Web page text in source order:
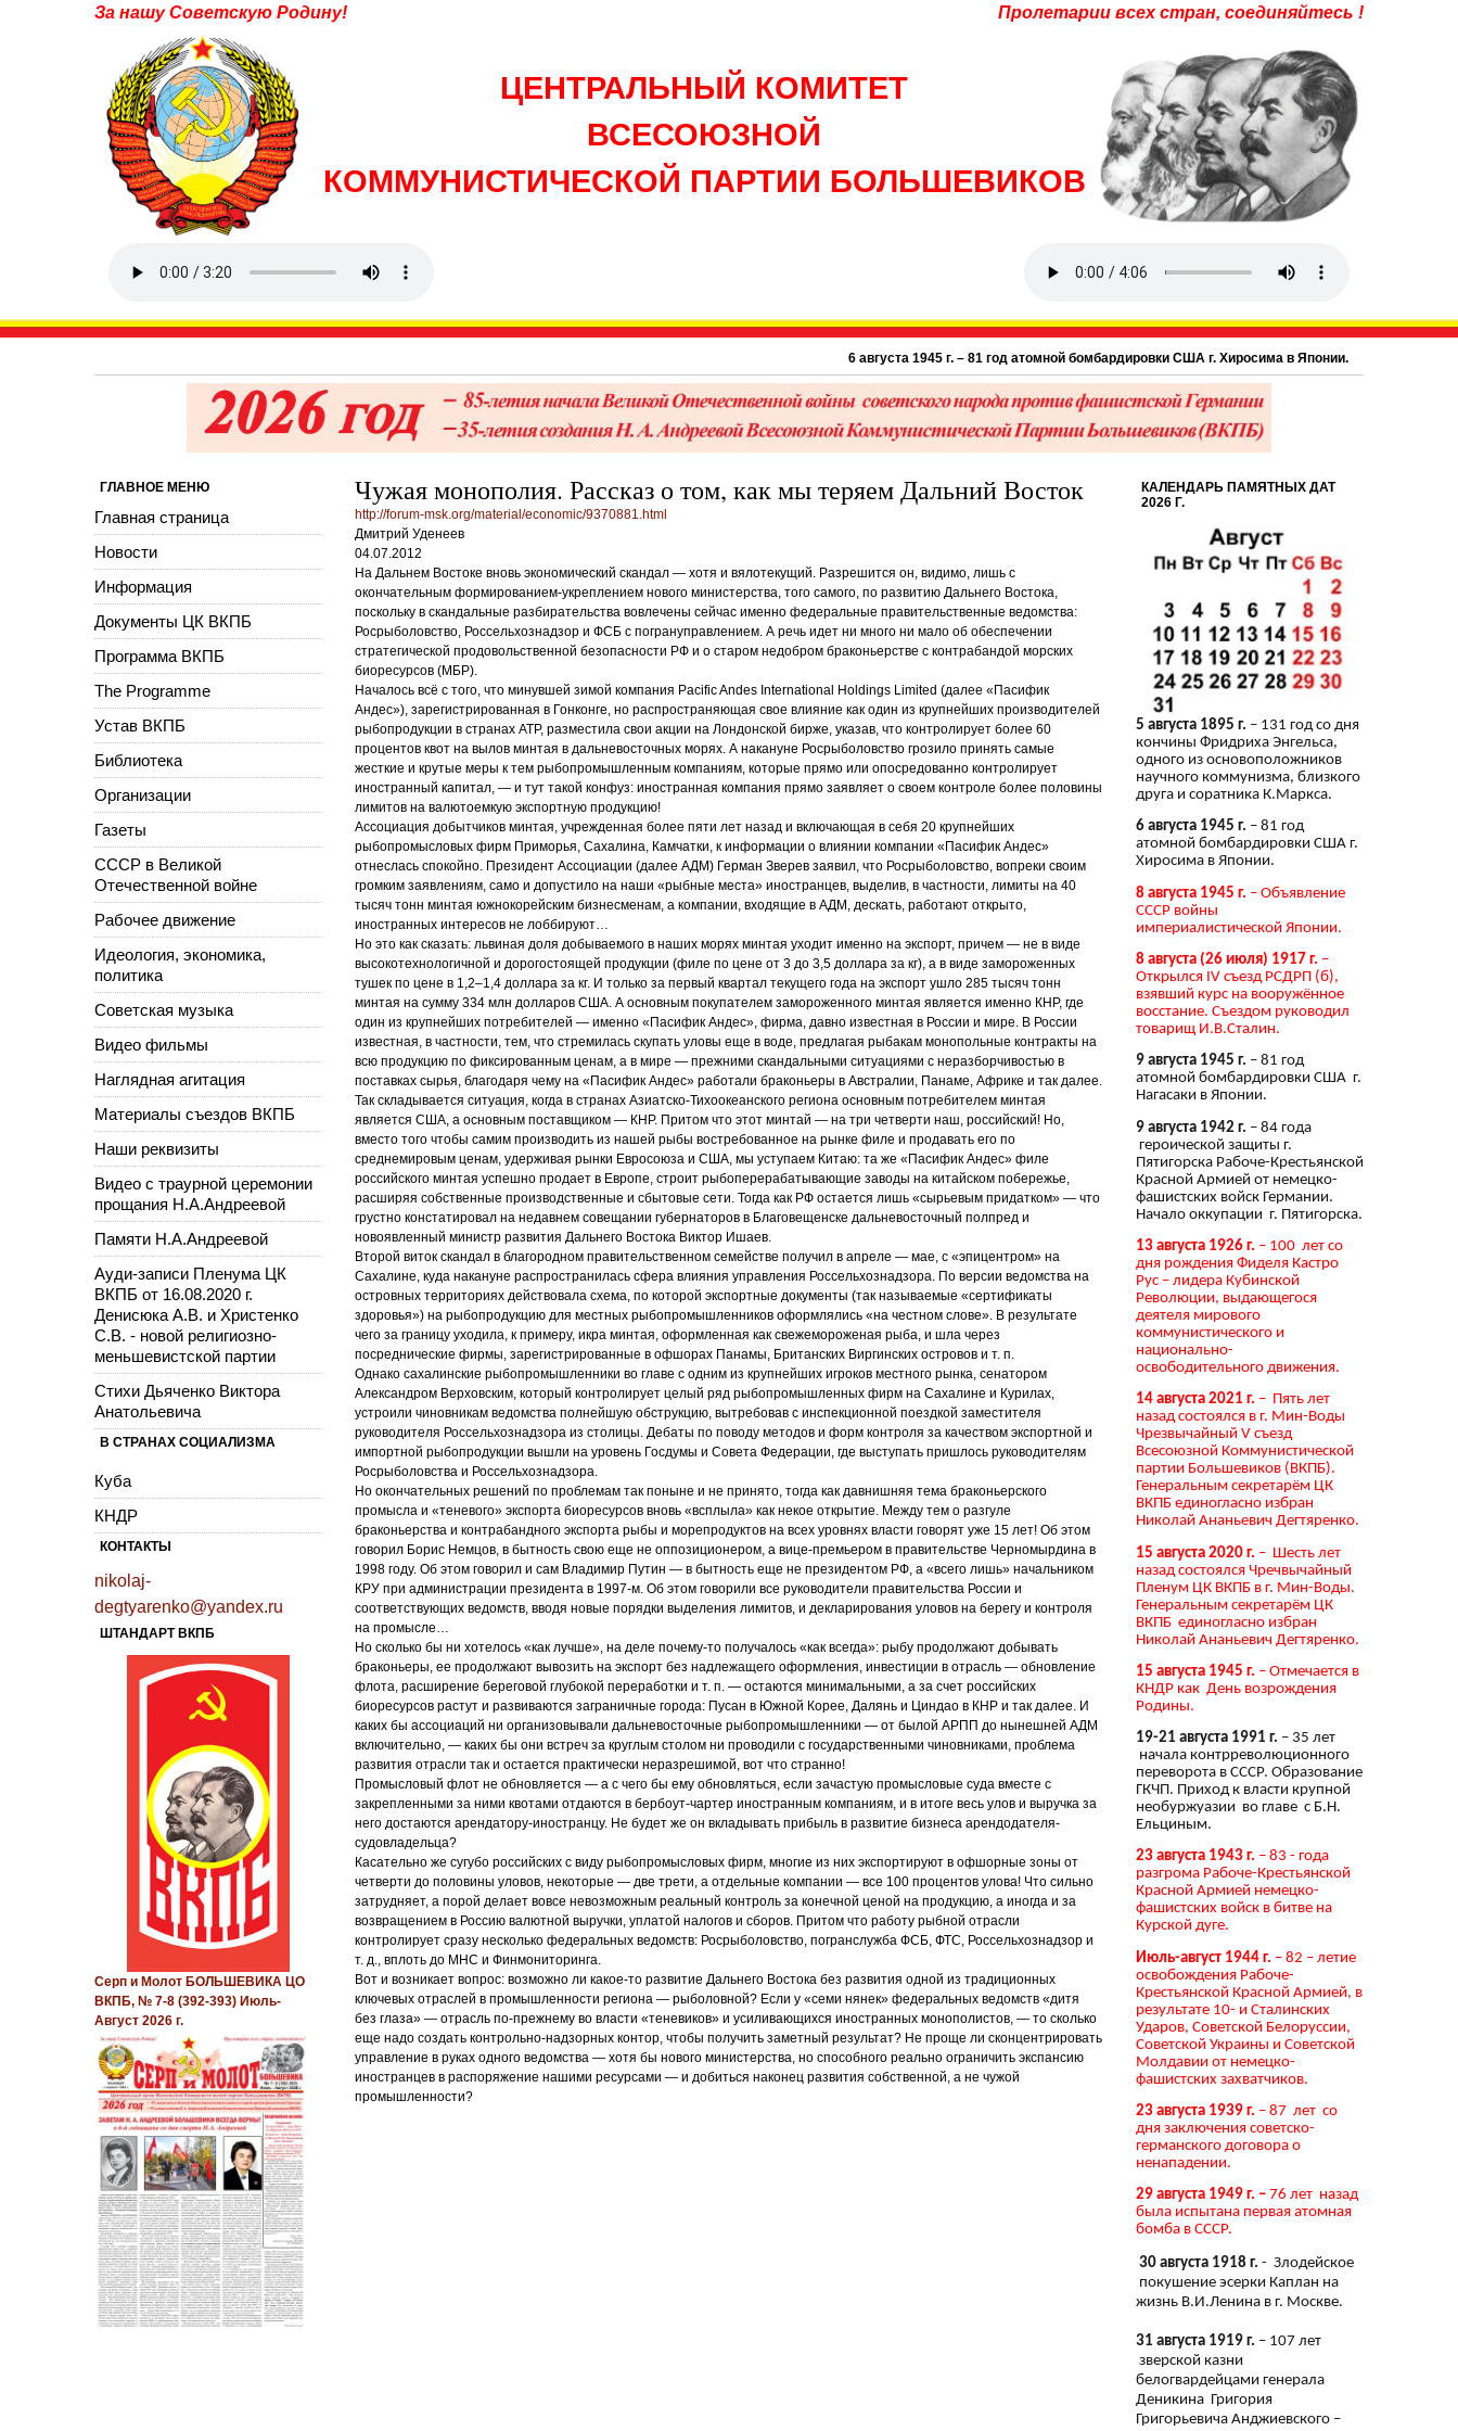
За нашу Советскую Родину! Пролетарии всех стран, соединяйтесь !
ЦЕНТРАЛЬНЫЙ КОМИТЕТ
ВСЕСОЮЗНОЙ
КОММУНИСТИЧЕСКОЙ ПАРТИИ БОЛЬШЕВИКОВ
6 августа 1945 г. – 81 год атомной бомбардировки США г. Хиросима в Японии.
Чужая монополия. Рассказ о том, как мы теряем Дальний Восток
http://forum-msk.org/material/economic/9370881.html
Дмитрий Уденеев
04.07.2012
На Дальнем Востоке вновь экономический скандал — хотя и вялотекущий. Разрешится он, видимо, лишь с
окончательным формированием-укреплением нового министерства, того самого, по развитию Дальнего Востока,
поскольку в скандальные разбирательства вовлечены сейчас именно федеральные правительственные ведомства:
Росрыболовство, Россельхознадзор и ФСБ с погрануправлением. А речь идет ни много ни мало об обеспечении
стратегической продовольственной безопасности РФ и о старом недобром браконьерстве с контрабандой морских
биоресурсов (МБР).
Началось всё с того, что минувшей зимой компания Pacific Andes International Holdings Limited (далее «Пасифик
Андес»), зарегистрированная в Гонконге, но распространяющая свое влияние как один из крупнейших производителей
рыбопродукции в странах АТР, разместила свои акции на Лондонской бирже, указав, что контролирует более 60
процентов квот на вылов минтая в дальневосточных морях. А накануне Росрыболовство грозило принять самые
жесткие и крутые меры к тем рыбопромышленным компаниям, которые прямо или опосредованно контролирует
иностранный капитал, — и тут такой конфуз: иностранная компания прямо заявляет о своем контроле более половины
лимитов на валютоемкую экспортную продукцию!
Ассоциация добытчиков минтая, учрежденная более пяти лет назад и включающая в себя 20 крупнейших
рыбопромысловых фирм Приморья, Сахалина, Камчатки, к информации о влиянии компании «Пасифик Андес»
отнеслась спокойно. Президент Ассоциации (далее АДМ) Герман Зверев заявил, что Росрыболовство, вопреки своим
громким заявлениям, само и допустило на наши «рыбные места» иностранцев, выделив, в частности, лимиты на 40
тысяч тонн минтая южнокорейским бизнесменам, а компании, входящие в АДМ, дескать, работают открыто,
иностранных интересов не лоббируют…
Но это как сказать: львиная доля добываемого в наших морях минтая уходит именно на экспорт, причем — не в виде
высокотехнологичной и дорогостоящей продукции (филе по цене от 3 до 3,5 доллара за кг), а в виде замороженных
тушек по цене в 1,2–1,4 доллара за кг. И только за первый квартал текущего года на экспорт ушло 285 тысяч тонн
минтая на сумму 334 млн долларов США. А основным покупателем замороженного минтая является именно КНР, где
один из крупнейших потребителей — именно «Пасифик Андес», фирма, давно известная в России и мире. В России
известная, в частности, тем, что стремилась скупать уловы еще в воде, предлагая рыбакам монопольные контракты на
всю продукцию по фиксированным ценам, а в мире — прежними скандальными ситуациями с неразборчивостью в
поставках сырья, благодаря чему на «Пасифик Андес» работали браконьеры в Австралии, Панаме, Африке и так далее.
Так складывается ситуация, когда в странах Азиатско-Тихоокеанского региона основным потребителем минтая
является США, а основным поставщиком — КНР. Притом что этот минтай — на три четверти наш, российский! Но,
вместо того чтобы самим производить из нашей рыбы востребованное на рынке филе и продавать его по
среднемировым ценам, удерживая рынки Евросоюза и США, мы уступаем Китаю: та же «Пасифик Андес» филе
российского минтая успешно продает в Европе, строит рыбоперерабатывающие заводы на китайском побережье,
расширяя собственные производственные и сбытовые сети. Тогда как РФ остается лишь «сырьевым придатком» — что
грустно констатировал на недавнем совещании губернаторов в Благовещенске дальневосточный полпред и
новоявленный министр развития Дальнего Востока Виктор Ишаев.
Второй виток скандал в благородном правительственном семействе получил в апреле — мае, с «эпицентром» на
Сахалине, куда накануне распространилась сфера влияния управления Россельхознадзора. По версии ведомства на
островных территориях действовала схема, по которой экспортные документы (так называемые «сертификаты
здоровья») на рыбопродукцию для местных рыбопромышленников оформлялись «на честном слове». В результате
чего за границу уходила, к примеру, икра минтая, оформленная как свежемороженая рыба, и шла через
посреднические фирмы, зарегистрированные в офшорах Панамы, Британских Виргинских островов и т. п.
Однако сахалинские рыбопромышленники во главе с одним из крупнейших игроков местного рынка, сенатором
Александром Верховским, который контролирует целый ряд рыбопромышленных фирм на Сахалине и Курилах,
устроили чиновникам ведомства полнейшую обструкцию, вытребовав с инспекционной поездкой заместителя
руководителя Россельхознадзора из столицы. Дебаты по поводу методов и форм контроля за качеством экспортной и
импортной рыбопродукции вышли на уровень Госдумы и Совета Федерации, где выступать пришлось руководителям
Росрыболовства и Россельхознадзора.
Но окончательных решений по проблемам так поныне и не принято, тогда как давнишняя тема браконьерского
промысла и «теневого» экспорта биоресурсов вновь «всплыла» как некое открытие. Между тем о разгуле
браконьерства и контрабандного экспорта рыбы и морепродуктов на всех уровнях власти говорят уже 15 лет! Об этом
говорил Борис Немцов, в бытность свою еще не оппозиционером, а вице-премьером в правительстве Черномырдина в
1998 году. Об этом говорил и сам Владимир Путин — в бытность еще не президентом РФ, а «всего лишь» начальником
КРУ при администрации президента в 1997-м. Об этом говорили все руководители правительства России и
соответствующих ведомств, вводя новые порядки выделения лимитов, и декларирования уловов на берегу и контроля
на промысле…
Но сколько бы ни хотелось «как лучше», на деле почему-то получалось «как всегда»: рыбу продолжают добывать
браконьеры, ее продолжают вывозить на экспорт без надлежащего оформления, инвестиции в отрасль — обновление
флота, расширение береговой глубокой переработки и т. п. — остаются минимальными, а за счет российских
биоресурсов растут и развиваются заграничные города: Пусан в Южной Корее, Далянь и Циндао в КНР и так далее. И
каких бы ассоциаций ни организовывали дальневосточные рыбопромышленники — от былой АРПП до нынешней АДМ
включительно, — каких бы они встреч за круглым столом ни проводили с государственными чиновниками, проблема
развития отрасли так и остается практически неразрешимой, вот что странно!
Промысловый флот не обновляется — а с чего бы ему обновляться, если зачастую промысловые суда вместе с
закрепленными за ними квотами отдаются в бербоут-чартер иностранным компаниям, и в итоге весь улов и выручка за
него достаются арендатору-иностранцу. Не будет же он вкладывать прибыль в развитие бизнеса арендодателя-
судовладельца?
Касательно же сугубо российских с виду рыбопромысловых фирм, многие из них экспортируют в офшорные зоны от
четверти до половины уловов, некоторые — две трети, а отдельные компании — все 100 процентов улова! Что сильно
затрудняет, а порой делает вовсе невозможным реальный контроль за конечной ценой на продукцию, а иногда и за
возвращением в Россию валютной выручки, уплатой налогов и сборов. Притом что работу рыбной отрасли
контролирует сразу несколько федеральных ведомств: Росрыболовство, погранслужба ФСБ, ФТС, Россельхознадзор и
т. д., вплоть до МНС и Финмониторинга.
Вот и возникает вопрос: возможно ли какое-то развитие Дальнего Востока без развития одной из традиционных
ключевых отраслей в промышленности региона — рыболовной? Если у «семи нянек» федеральных ведомств «дитя
без глаза» — отрасль по-прежнему во власти «теневиков» и усиливающихся иностранных монополистов, — то сколько
еще надо создать контрольно-надзорных контор, чтобы получить заметный результат? Не проще ли сконцентрировать
управление в руках одного ведомства — хотя бы нового министерства, но способного реально ограничить экспансию
иностранцев в распоряжение нашими ресурсами — и добиться наконец развития собственной, а не чужой
промышленности?
ГЛАВНОЕ МЕНЮ
Главная страница
Новости
Информация
Документы ЦК ВКПБ
Программа ВКПБ
The Programme
Устав ВКПБ
Библиотека
Организации
Газеты
СССР в Великой
Отечественной войне
Рабочее движение
Идеология, экономика,
политика
Советская музыка
Видео фильмы
Наглядная агитация
Материалы съездов ВКПБ
Наши реквизиты
Видео с траурной церемонии
прощания Н.А.Андреевой
Памяти Н.А.Андреевой
Ауди-записи Пленума ЦК
ВКПБ от 16.08.2020 г.
Денисюка А.В. и Христенко
С.В. - новой религиозно-
меньшевистской партии
Стихи Дьяченко Виктора
Анатольевича
В СТРАНАХ СОЦИАЛИЗМА
Куба
КНДР
КОНТАКТЫ
nikolaj-
degtyarenko@yandex.ru
ШТАНДАРТ ВКПБ
Серп и Молот БОЛЬШЕВИКА ЦО
ВКПБ, № 7-8 (392-393) Июль-
Август 2026 г.
КАЛЕНДАРЬ ПАМЯТНЫХ ДАТ
2026 Г.
5 августа 1895 г. – 131 год со дня
кончины Фридриха Энгельса,
одного из основоположников
научного коммунизма, близкого
друга и соратника К.Маркса.
6 августа 1945 г. – 81 год
атомной бомбардировки США г.
Хиросима в Японии.
8 августа 1945 г. – Объявление
СССР войны
империалистической Японии.
8 августа (26 июля) 1917 г. –
Открылся IV съезд РСДРП (б),
взявший курс на вооружённое
восстание. Съездом руководил
товарищ И.В.Сталин.
9 августа 1945 г. – 81 год
атомной бомбардировки США г.
Нагасаки в Японии.
9 августа 1942 г. – 84 года
героической защиты г.
Пятигорска Рабоче-Крестьянской
Красной Армией от немецко-
фашистских войск Германии.
Начало оккупации г. Пятигорска.
13 августа 1926 г. – 100 лет со
дня рождения Фиделя Кастро
Рус – лидера Кубинской
Революции, выдающегося
деятеля мирового
коммунистического и
национально-
освободительного движения.
14 августа 2021 г. – Пять лет
назад состоялся в г. Мин-Воды
Чрезвычайный V съезд
Всесоюзной Коммунистической
партии Большевиков (ВКПБ).
Генеральным секретарём ЦК
ВКПБ единогласно избран
Николай Ананьевич Дегтяренко.
15 августа 2020 г. – Шесть лет
назад состоялся Чречвычайный
Пленум ЦК ВКПБ в г. Мин-Воды.
Генеральным секретарём ЦК
ВКПБ единогласно избран
Николай Ананьевич Дегтяренко.
15 августа 1945 г. – Отмечается в
КНДР как День возрождения
Родины.
19-21 августа 1991 г. – 35 лет
начала контрреволюционного
переворота в СССР. Образование
ГКЧП. Приход к власти крупной
необуржуазии во главе с Б.Н.
Ельциным.
23 августа 1943 г. – 83 - года
разгрома Рабоче-Крестьянской
Красной Армией немецко-
фашистских войск в битве на
Курской дуге.
Июль-август 1944 г. – 82 – летие
освобождения Рабоче-
Крестьянской Красной Армией, в
результате 10- и Сталинских
Ударов, Советской Белоруссии,
Советской Украины и Советской
Молдавии от немецко-
фашистских захватчиков.
23 августа 1939 г. – 87 лет со
дня заключения советско-
германского договора о
ненападении.
29 августа 1949 г. – 76 лет назад
была испытана первая атомная
бомба в СССР.
30 августа 1918 г. - Злодейское
покушение эсерки Каплан на
жизнь В.И.Ленина в г. Москве.
31 августа 1919 г. – 107 лет
зверской казни
белогвардейцами генерала
Деникина Григория
Григорьевича Анджиевского –